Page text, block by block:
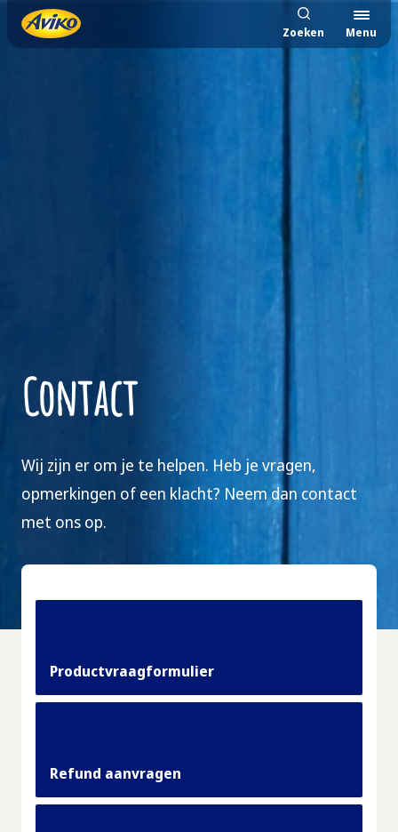
Zoeken Menu
Contact
Wij zijn er om je te helpen. Heb je vragen,
opmerkingen of een klacht? Neem dan contact
met ons op.
Productvraagformulier
Refund aanvragen